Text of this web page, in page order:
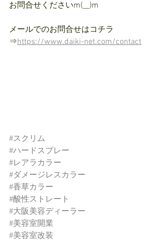
お問合せくださいm(__)m
メールでのお問合せはコチラ
⇒https://www.daiki-net.com/contact
#スクリム
#ハードスプレー
#レアラカラー
#ダメージレスカラー
#香草カラー
#酸性ストレート
#大阪美容ディーラー
#美容室開業
#美容室改装